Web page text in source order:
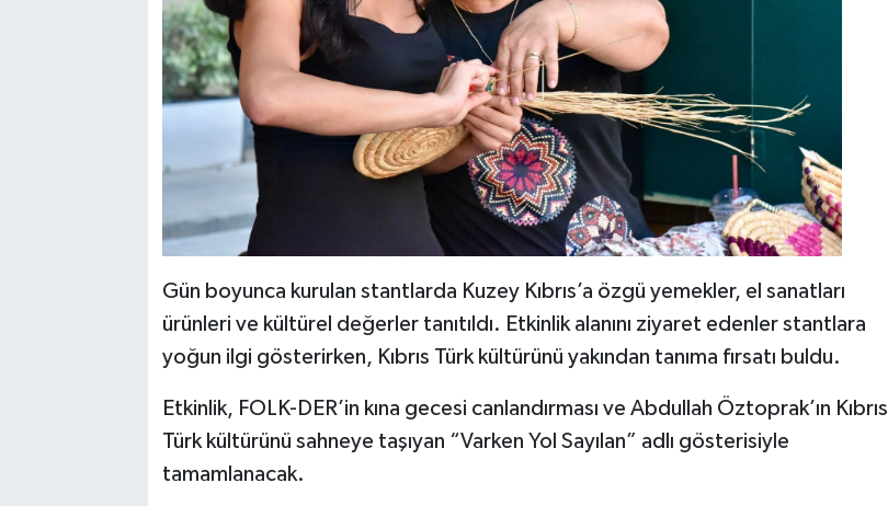
Gün boyunca kurulan stantlarda Kuzey Kıbrıs’a özgü yemekler, el sanatları
ürünleri ve kültürel değerler tanıtıldı. Etkinlik alanını ziyaret edenler stantlara
yoğun ilgi gösterirken, Kıbrıs Türk kültürünü yakından tanıma fırsatı buldu.
Etkinlik, FOLK-DER’in kına gecesi canlandırması ve Abdullah Öztoprak’ın Kıbrıs
Türk kültürünü sahneye taşıyan “Varken Yol Sayılan” adlı gösterisiyle
tamamlanacak.